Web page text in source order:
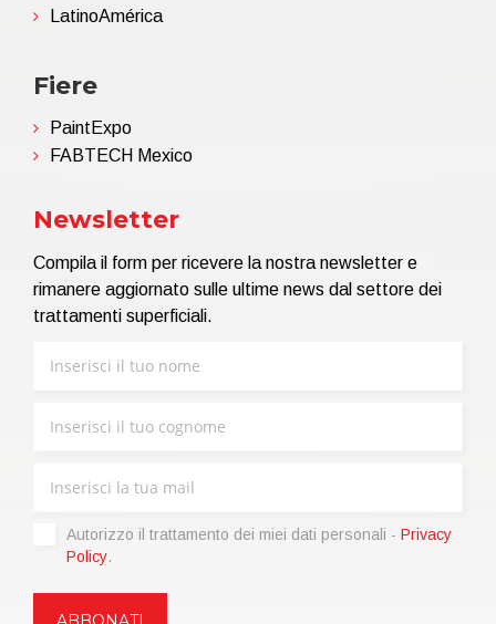
LatinoAmérica
Fiere
PaintExpo
FABTECH Mexico
Newsletter
Compila il form per ricevere la nostra newsletter e
rimanere aggiornato sulle ultime news dal settore dei
trattamenti superficiali.
Autorizzo il trattamento dei miei dati personali - Privacy
Policy.